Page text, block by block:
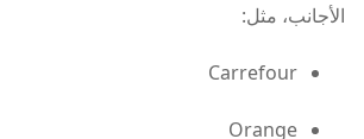
الأجانب، مثل:
Carrefour
Orange